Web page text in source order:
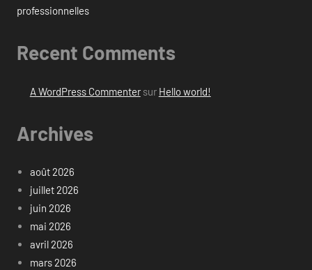
professionnelles
Recent Comments
A WordPress Commentersur Hello world!
Archives
août 2026
juillet 2026
juin 2026
mai 2026
avril 2026
mars 2026